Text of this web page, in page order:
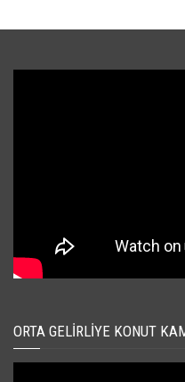
ORTA GELIRLIYE KONUT